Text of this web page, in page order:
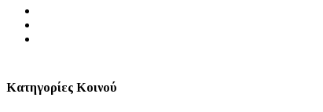
Κατηγορίες Κοινού